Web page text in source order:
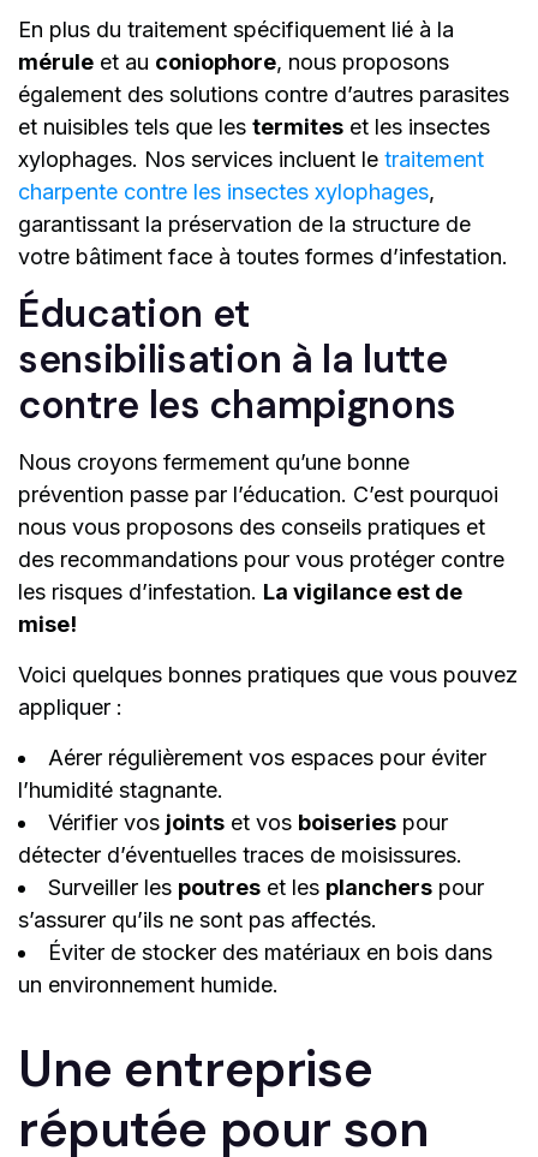
En plus du traitement spécifiquement lié à la
mérule et au coniophore, nous proposons
également des solutions contre d’autres parasites
et nuisibles tels que les termites et les insectes
xylophages. Nos services incluent le traitement
charpente contre les insectes xylophages,
garantissant la préservation de la structure de
votre bâtiment face à toutes formes d’infestation.
Éducation et
sensibilisation à la lutte
contre les champignons
Nous croyons fermement qu’une bonne
prévention passe par l’éducation. C’est pourquoi
nous vous proposons des conseils pratiques et
des recommandations pour vous protéger contre
les risques d’infestation. La vigilance est de
mise!
Voici quelques bonnes pratiques que vous pouvez
appliquer :
Aérer régulièrement vos espaces pour éviter
l’humidité stagnante.
Vérifier vos joints et vos boiseries pour
détecter d’éventuelles traces de moisissures.
Surveiller les poutres et les planchers pour
s’assurer qu’ils ne sont pas affectés.
Éviter de stocker des matériaux en bois dans
un environnement humide.
Une entreprise
réputée pour son